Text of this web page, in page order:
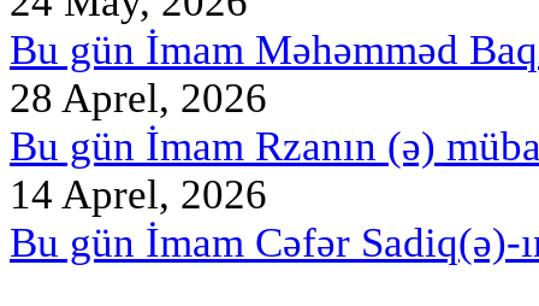
Bu gün İmam Məhəmməd
28 Aprel, 2026
Bu gün İmam Rzanın (ə)
14 Aprel, 2026
Bu gün İmam Cəfər Sadiq(ə)-